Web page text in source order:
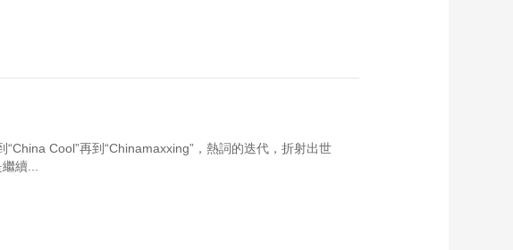
Cool”再到“Chinamaxxing”，熱詞的迭代，折射出世
續...